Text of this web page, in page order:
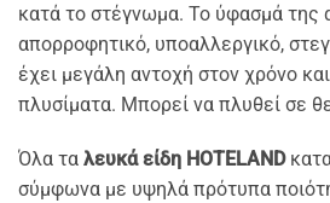
κατά το στέγνωμα. Το ύφασμά της
απορροφητικό, υποαλλεργικό,
έχει μεγάλη αντοχή στον χρόνο
πλυσίματα. Μπορεί να πλυθεί σε
Όλα τα λευκά είδη HOTELAND
σύμφωνα με υψηλά πρότυπα